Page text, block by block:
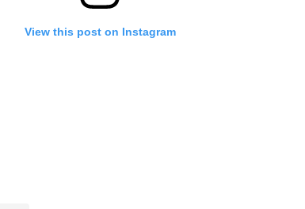
View this post on Instagram